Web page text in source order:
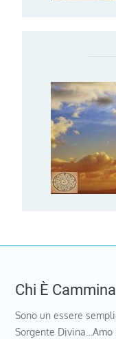
Chi È
Sono un essere
Sorgente